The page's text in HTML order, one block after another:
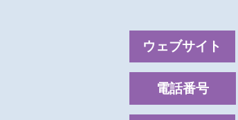
ウェブサイト
電話番号